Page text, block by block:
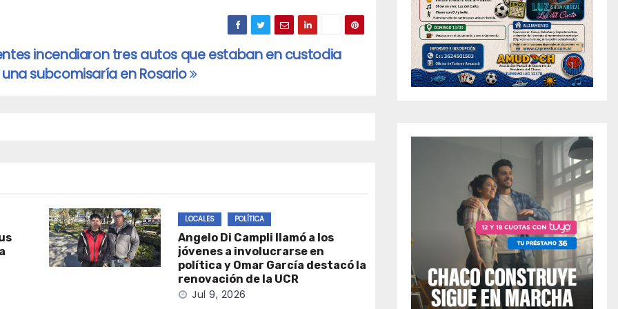
incendiaron tres autos que estaban en custodia
subcomisaría en Rosario
LOCALES POLÍTICA
Angelo Di Campli llamó a los
jóvenes a involucrarse en
política y Omar García destacó la
renovación de la UCR
Jul 9, 2026